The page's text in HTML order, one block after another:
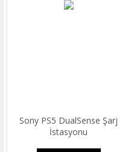
Sony PS5 DualSense Şarj
İstasyonu